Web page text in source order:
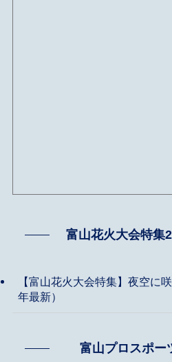
富山花火大会特集
【富山花火大会特集】夜空に
年最新）
富山プロスポー